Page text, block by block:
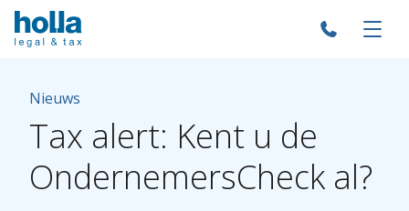
Nieuws
Tax alert: Kent u de
OndernemersCheck al?